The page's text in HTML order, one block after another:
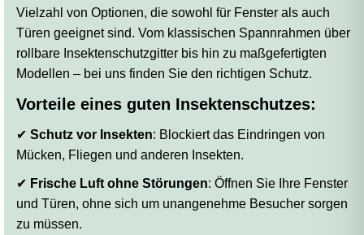
Vielzahl von Optionen, die sowohl für Fenster als auch
Türen geeignet sind. Vom klassischen Spannrahmen über
rollbare Insektenschutzgitter bis hin zu maßgefertigten
Modellen – bei uns finden Sie den richtigen Schutz.
Vorteile eines guten Insektenschutzes:
✔ Schutz vor Insekten: Blockiert das Eindringen von
Mücken, Fliegen und anderen Insekten.
✔ Frische Luft ohne Störungen: Öffnen Sie Ihre Fenster
und Türen, ohne sich um unangenehme Besucher sorgen
zu müssen.